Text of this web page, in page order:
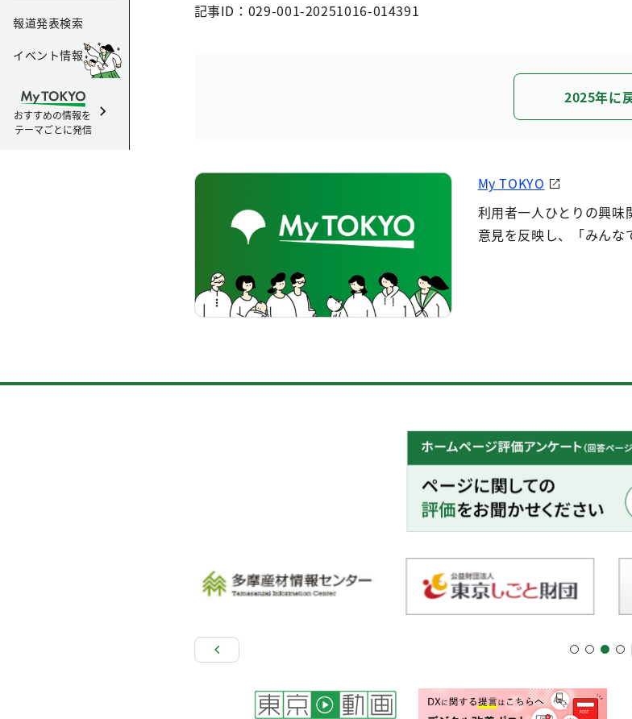
報道発表検索
イベント情報
おすすめの情報を
テーマごとに発信
記事ID：029-001-20251016-014391
2025年に
My TOKYO
利用者一人ひとりの興味
意見を反映し、「みんな